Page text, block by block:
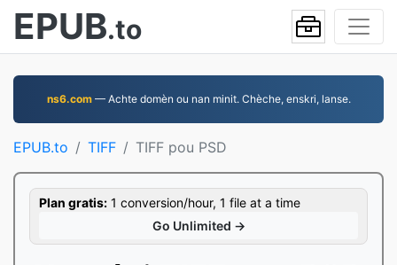
EPUB.to
ns6.com— Achte domèn ou nan minit. Chèche, enskri, lanse.
EPUB.to TIFF TIFF pou PSD
Plan gratis: 1 conversion/hour, 1 file at a time
Go Unlimited →